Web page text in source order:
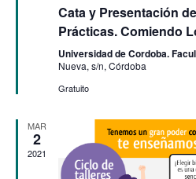
Cata y Presentación
Prácticas. Comiendo
Universidad de Cordoba.
Nueva, s/n, Córdoba
Gratuito
MAR
2
2021